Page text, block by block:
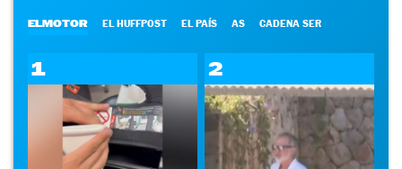
ELMOTOR EL HUFFPOST EL PAÍS AS CADENA SER
1 2